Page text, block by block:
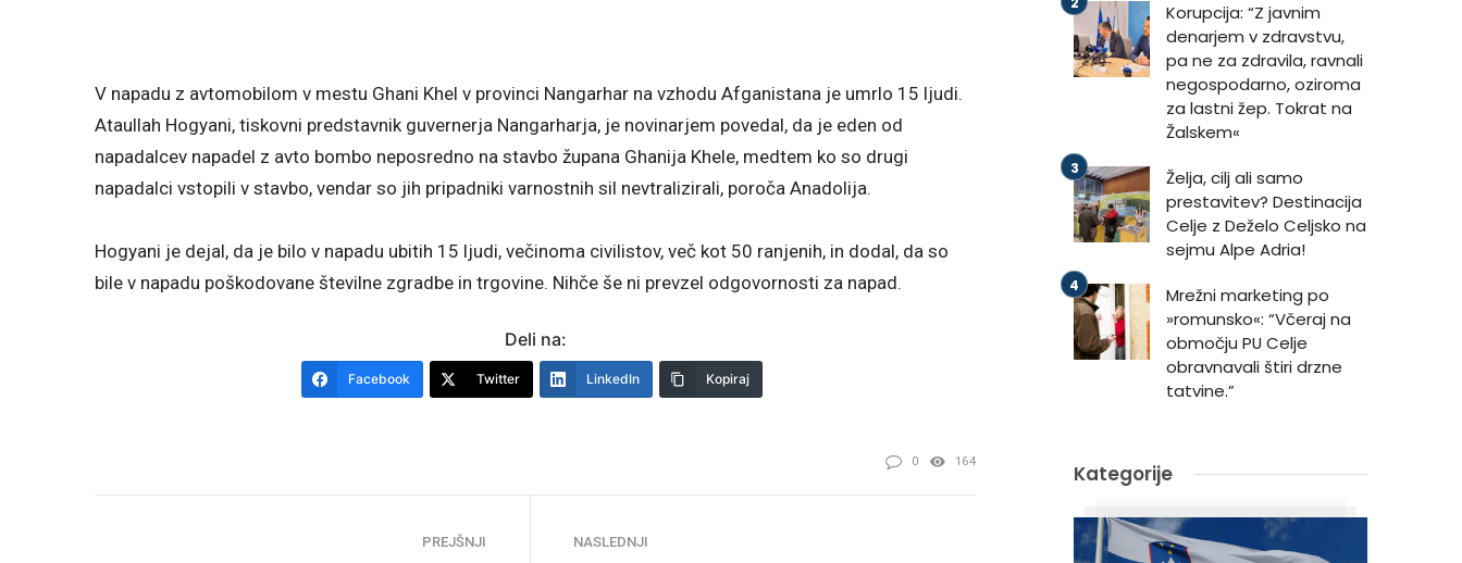
V napadu z avtomobilom v mestu Ghani Khel v provinci Nangarhar na vzhodu Afganistana je umrlo 15 ljudi.
Ataullah Hogyani, tiskovni predstavnik guvernerja Nangarharja, je novinarjem povedal, da je eden od
napadalcev napadel z avto bombo neposredno na stavbo župana Ghanija Khele, medtem ko so drugi
napadalci vstopili v stavbo, vendar so jih pripadniki varnostnih sil nevtralizirali, poroča Anadolija.
Hogyani je dejal, da je bilo v napadu ubitih 15 ljudi, večinoma civilistov, več kot 50 ranjenih, in dodal, da so
bile v napadu poškodovane številne zgradbe in trgovine. Nihče še ni prevzel odgovornosti za napad.
Deli na:
Facebook Twitter LinkedIn Kopiraj
0 164
PREJŠNJI NASLEDNJI
Korupcija: “Z javnim
denarjem v zdravstvu,
pa ne za zdravila, ravnali
negospodarno, oziroma
za lastni žep. Tokrat na
Žalskem«
Želja, cilj ali samo
prestavitev? Destinacija
Celje z Deželo Celjsko na
sejmu Alpe Adria!
Mrežni marketing po
»romunsko«: “Včeraj na
območju PU Celje
obravnavali štiri drzne
tatvine.”
Kategorije